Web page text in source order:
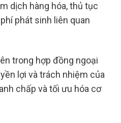
dịch hàng hóa, thủ tục
phát sinh liên quan
trong hợp đồng ngoại
lợi và trách nhiệm của
chấp và tối ưu hóa cơ